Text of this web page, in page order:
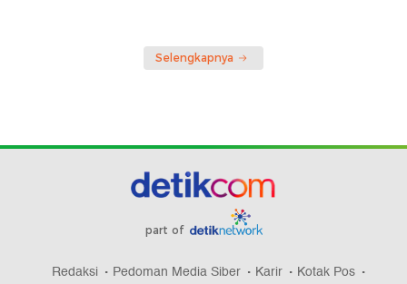
Selengkapnya
part of
Redaksi Pedoman Media Siber Karir Kotak Pos